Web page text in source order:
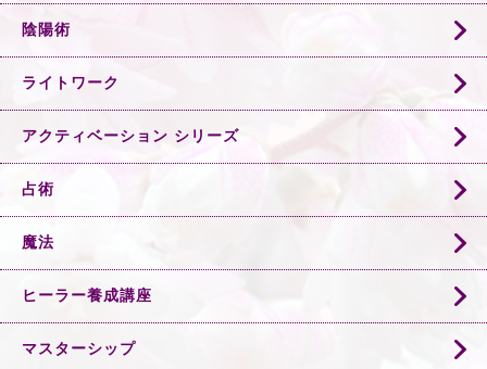
陰陽術
ライトワーク
アクティベーション シリーズ
占術
魔法
ヒーラー養成講座
マスターシップ